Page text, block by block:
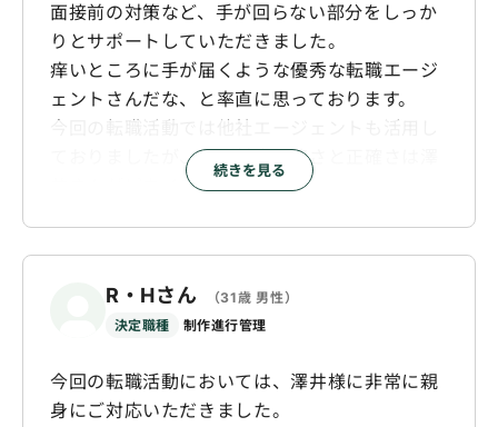
面接前の対策など、手が回らない部分をしっか
りとサポートしていただきました。
痒いところに手が届くような優秀な転職エージ
ェントさんだな、と率直に思っております。
ておりましたが、各種対応の速さと正確さは澤
井さんがピカイチでした。
続きを見る
R・Hさん
（31歳 男性）
決定職種
制作進行管理
今回の転職活動においては、澤井様に非常に親
身にご対応いただきました。